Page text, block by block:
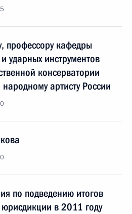
профессору кафедры
ударных инструментов
консерватории
артисту России
по подведению итогов
в 2011 году